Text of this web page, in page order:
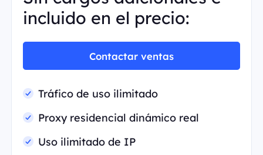
incluido en el precio:
Contactar ventas
Tráfico de uso ilimitado
Proxy residencial dinámico real
Uso ilimitado de IP